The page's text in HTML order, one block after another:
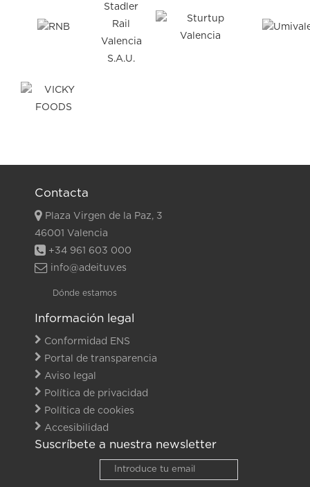
Contacta
Plaza Virgen de la Paz, 3
46001 Valencia
+34 961 603 000
info@adeituv.es
Dónde estamos
Información legal
Conformidad ENS
Portal de transparencia
Aviso legal
Política de privacidad
Política de cookies
Accesibilidad
Suscríbete a nuestra newsletter